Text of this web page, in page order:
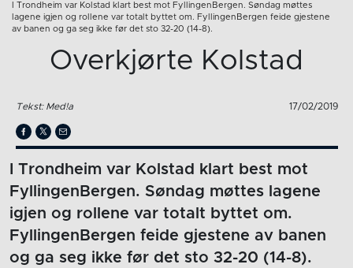
I Trondheim var Kolstad klart best mot FyllingenBergen. Søndag møttes
lagene igjen og rollene var totalt byttet om. FyllingenBergen feide gjestene
av banen og ga seg ikke før det sto 32-20 (14-8).
Overkjørte Kolstad
Tekst: Med!a 17/02/2019
I Trondheim var Kolstad klart best mot
FyllingenBergen. Søndag møttes lagene
igjen og rollene var totalt byttet om.
FyllingenBergen feide gjestene av banen
og ga seg ikke før det sto 32-20 (14-8).